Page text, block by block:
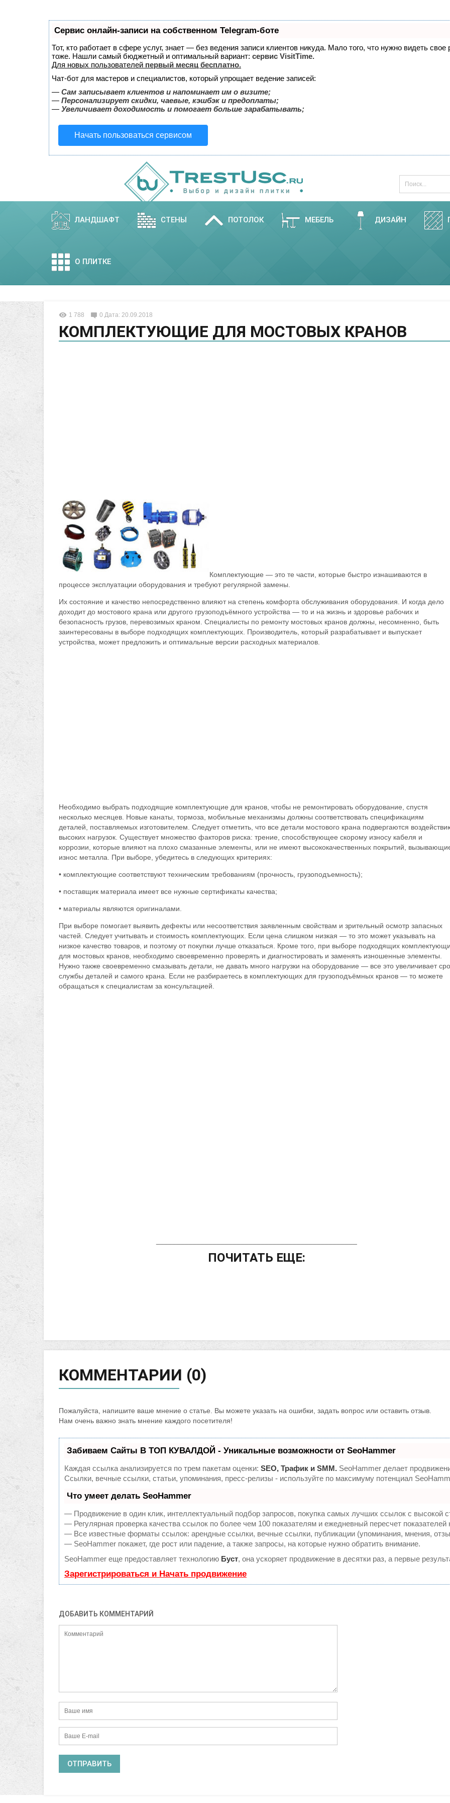
Сервис онлайн-записи на собственном Telegram-боте
Тот, кто работает в сфере услуг, знает — без ведения записи клиентов никуда. Мало того, что нужно видеть
тоже. Нашли самый бюджетный и оптимальный вариант: сервис VisitTime.
Для новых пользователей первый месяц бесплатно.
Чат-бот для мастеров и специалистов, который упрощает ведение записей:
— Сам записывает клиентов и напоминает им о визите;
— Персонализирует скидки, чаевые, кэшбэк и предоплаты;
— Увеличивает доходимость и помогает больше зарабатывать;
Начать пользоваться сервисом
ЛАНДШАФТ СТЕНЫ ПОТОЛОК МЕБЕЛЬ ДИЗАЙН
О ПЛИТКЕ
1 788 0 Дата: 20.09.2018
КОМПЛЕКТУЮЩИЕ ДЛЯ МОСТОВЫХ КРАНОВ
Комплектующие — это те части, которые быстро изнашиваются в
процессе эксплуатации оборудования и требуют регулярной замены.
Их состояние и качество непосредственно влияют на степень комфорта обслуживания оборудования. И когда дело
доходит до мостового крана или другого грузоподъёмного устройства — то и на жизнь и здоровье рабочих и
безопасность грузов, перевозимых краном. Специалисты по ремонту мостовых кранов должны, несомненно, быть
заинтересованы в выборе подходящих комплектующих. Производитель, который разрабатывает и выпускает
устройства, может предложить и оптимальные версии расходных материалов.
Необходимо выбрать подходящие комплектующие для кранов, чтобы не ремонтировать оборудование, спустя
несколько месяцев. Новые канаты, тормоза, мобильные механизмы должны соответствовать спецификациям
деталей, поставляемых изготовителем. Следует отметить, что все детали мостового крана подвергаются
высоких нагрузок. Существует множество факторов риска: трение, способствующее скорому износу кабеля и
коррозии, которые влияют на плохо смазанные элементы, или не имеют высококачественных покрытий,
износ металла. При выборе, убедитесь в следующих критериях:
• комплектующие соответствуют техническим требованиям (прочность, грузоподъемность);
• поставщик материала имеет все нужные сертификаты качества;
• материалы являются оригиналами.
При выборе помогает выявить дефекты или несоответствия заявленным свойствам и зрительный осмотр запасных
частей. Следует учитывать и стоимость комплектующих. Если цена слишком низкая — то это может указывать на
низкое качество товаров, и поэтому от покупки лучше отказаться. Кроме того, при выборе подходящих
для мостовых кранов, необходимо своевременно проверять и диагностировать и заменять изношенные элементы.
Нужно также своевременно смазывать детали, не давать много нагрузки на оборудование — все это увеличивает
службы деталей и самого крана. Если не разбираетесь в комплектующих для грузоподъёмных кранов — то можете
обращаться к специалистам за консультацией.
ПОЧИТАТЬ ЕЩЕ:
КОММЕНТАРИИ (0)
Пожалуйста, напишите ваше мнение о статье. Вы можете указать на ошибки, задать вопрос или оставить отзыв.
Нам очень важно знать мнение каждого посетителя!
Забиваем Сайты В ТОП КУВАЛДОЙ - Уникальные возможности от SeoHammer
Каждая ссылка анализируется по трем пакетам оценки: SEO, Трафик и SMM. SeoHammer делает
Ссылки, вечные ссылки, статьи, упоминания, пресс-релизы - используйте по максимуму потенциал
Что умеет делать SeoHammer
— Продвижение в один клик, интеллектуальный подбор запросов, покупка самых лучших ссылок с высокой
— Регулярная проверка качества ссылок по более чем 100 показателям и ежедневный пересчет показателей
— Все известные форматы ссылок: арендные ссылки, вечные ссылки, публикации (упоминания, мнения,
— SeoHammer покажет, где рост или падение, а также запросы, на которые нужно обратить внимание.
SeoHammer еще предоставляет технологию Буст, она ускоряет продвижение в десятки раз, а первые
Зарегистрироваться и Начать продвижение
ДОБАВИТЬ КОММЕНТАРИЙ